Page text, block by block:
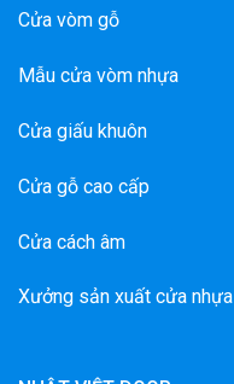
Cửa vòm gỗ
Mẫu cửa vòm nhựa
Cửa giấu khuôn
Cửa gỗ cao cấp
Cửa cách âm
Xưởng sản xuất cửa